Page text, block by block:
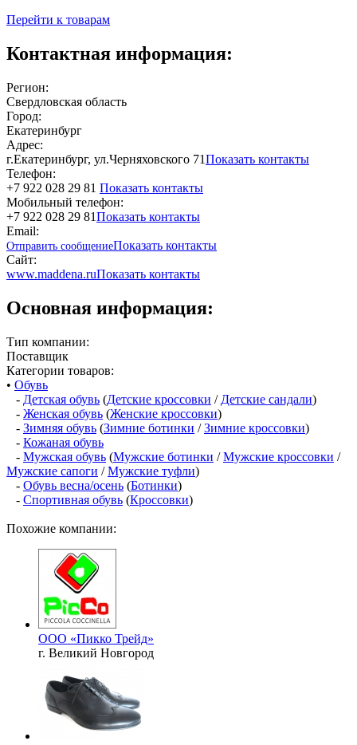
Перейти к товарам
Контактная информация:
Регион:
Свердловская область
Город:
Екатеринбург
Адрес:
г.Екатеринбург, ул.Черняховского 71Показать контакты
Телефон:
+7 922 028 29 81 Показать контакты
Мобильный телефон:
+7 922 028 29 81Показать контакты
Email:
Отправить сообщениеПоказать контакты
Сайт:
www.maddena.ruПоказать контакты
Основная информация:
Тип компании:
Поставщик
Категории товаров:
• Обувь
- Детская обувь (Детские кроссовки / Детские сандали)
- Женская обувь (Женские кроссовки)
- Зимняя обувь (Зимние ботинки /Зимние кроссовки)
- Кожаная обувь
- Мужская обувь (Мужские ботинки /Мужские кроссовки /
Мужские сапоги /Мужские туфли)
- Обувь весна/осень (Ботинки)
- Спортивная обувь (Кроссовки)
Похожие компании:
ООО «Пикко Трейд»
г. Великий Новгород